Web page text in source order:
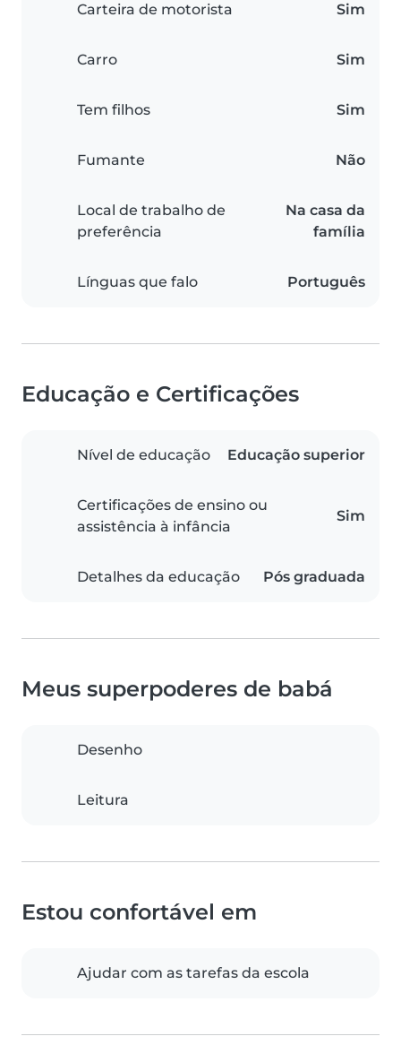
Carteira de motorista Sim
Carro Sim
Tem filhos Sim
Fumante Não
Local de trabalho de
preferência
Na casa da
família
Línguas que falo Português
Educação e Certificações
Nível de educação Educação superior
Certificações de ensino ou
assistência à infância
Sim
Detalhes da educação Pós graduada
Meus superpoderes de babá
Desenho
Leitura
Estou confortável em
Ajudar com as tarefas da escola